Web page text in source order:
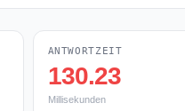
ANTWORTZEIT
130.23
Millisekunden